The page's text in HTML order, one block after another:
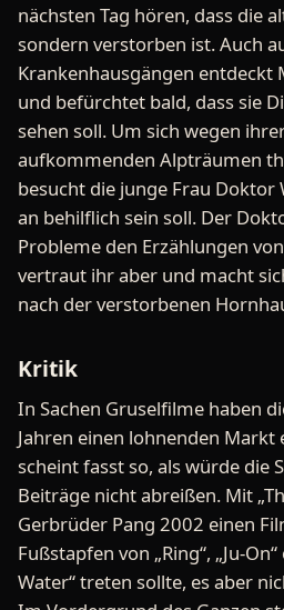
nächsten Tag hören, dass die
sondern verstorben ist. Auch
Krankenhausgängen entdeckt
und befürchtet bald, dass sie
sehen soll. Um sich wegen
aufkommenden Alpträumen
besucht die junge Frau Doktor
an behilflich sein soll. Der
Probleme den Erzählungen
vertraut ihr aber und macht
nach der verstorbenen
Kritik
In Sachen Gruselfilme haben
Jahren einen lohnenden Markt
scheint fasst so, als würde die
Beiträge nicht abreißen. Mit
Gerbrüder Pang 2002 einen
Fußstapfen von „Ring“, „Ju-
Water“ treten sollte, es aber